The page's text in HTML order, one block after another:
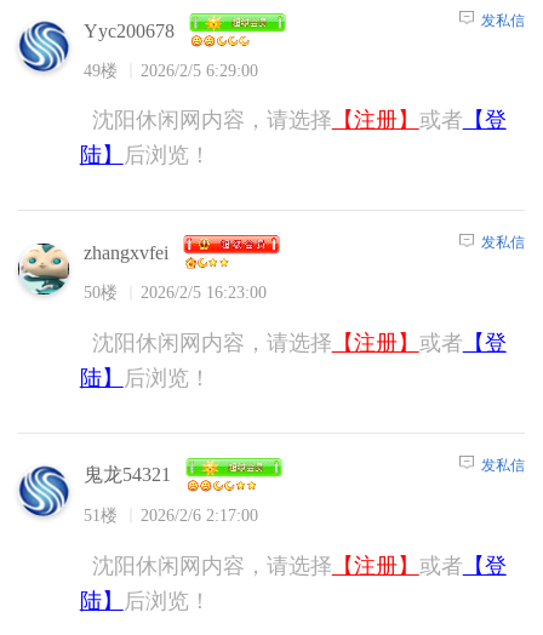
Yyc200678
49楼 2026/2/5 6:29:00
发私信
沈阳休闲网内容，请选择 【注册】 或者 【登
陆】
后浏览！
zhangxvfei
50楼 2026/2/5 16:23:00
发私信
沈阳休闲网内容，请选择 【注册】 或者 【登
陆】
后浏览！
鬼龙54321
51楼 2026/2/6 2:17:00
发私信
沈阳休闲网内容，请选择 【注册】 或者 【登
陆】
后浏览！